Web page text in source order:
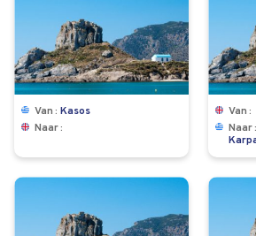
Van
Kasos
Naar
Van
Naar